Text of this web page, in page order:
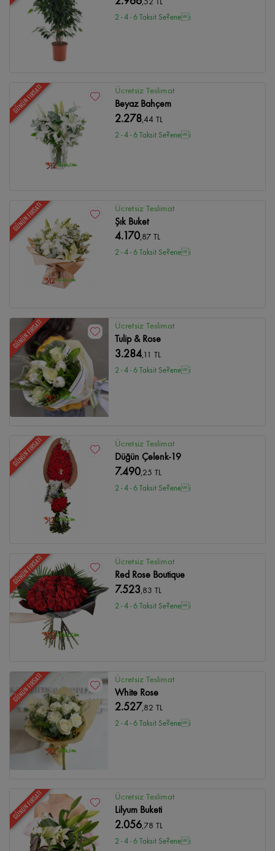
2 - 4 - 6 Taksit Se?enei
GÜNÜN FIRSATI Ücretsiz Teslimat
Beyaz Bahçem
2.278,44 TL
2 - 4 - 6 Taksit Se?enei
GÜNÜN FIRSATI Ücretsiz Teslimat
Şık Buket
4.170,87 TL
2 - 4 - 6 Taksit Se?enei
GÜNÜN FIRSATI Ücretsiz Teslimat
Tulip & Rose
3.284,11 TL
2 - 4 - 6 Taksit Se?enei
GÜNÜN FIRSATI Ücretsiz Teslimat
Düğün Çelenk-19
7.490,25 TL
2 - 4 - 6 Taksit Se?enei
GÜNÜN FIRSATI Ücretsiz Teslimat
Red Rose Boutique
7.523,83 TL
2 - 4 - 6 Taksit Se?enei
GÜNÜN FIRSATI Ücretsiz Teslimat
White Rose
2.527,82 TL
2 - 4 - 6 Taksit Se?enei
GÜNÜN FIRSATI Ücretsiz Teslimat
Lilyum Buketi
2.056,78 TL
2 - 4 - 6 Taksit Se?enei